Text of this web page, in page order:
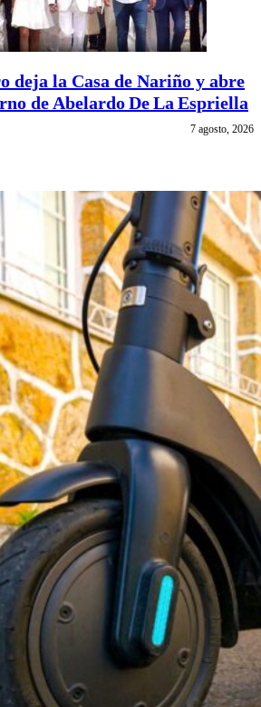
deja la Casa de Nariño y abre
de Abelardo De La Espriella
7 agosto, 2026